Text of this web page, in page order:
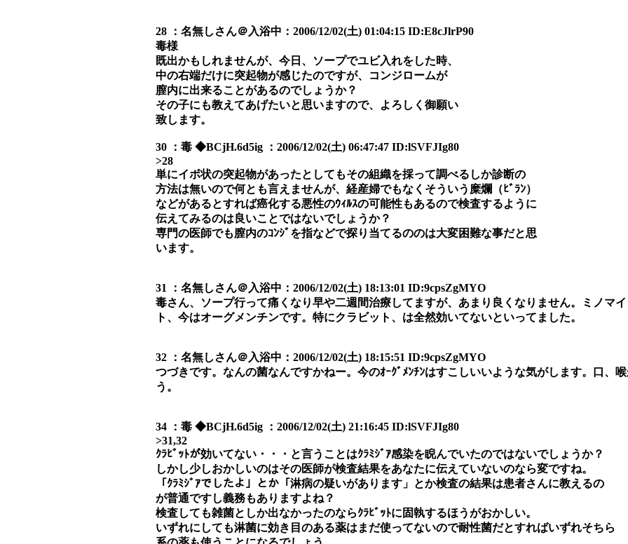
28 ：名無しさん＠入浴中：2006/12/02(土) 01:04:15 ID:E8cJlrP90
毒様
既出かもしれませんが、今日、ソープでユビ入れをした時、
中の右端だけに突起物が感じたのですが、コンジロームが
膣内に出来ることがあるのでしょうか？
その子にも教えてあげたいと思いますので、よろしく御願い
致します。
30 ：毒 ◆BCjH.6d5ig ：2006/12/02(土) 06:47:47 ID:lSVFJIg80
>28
単にイボ状の突起物があったとしてもその組織を採って調べるしか診断の
方法は無いので何とも言えませんが、経産婦でもなくそういう糜爛（ﾋﾞﾗﾝ）
などがあるとすれば癌化する悪性のｳｨﾙｽの可能性もあるので検査するように
伝えてみるのは良いことではないでしょうか？
専門の医師でも膣内のｺﾝｼﾞを指などで探り当てるののは大変困難な事だと思
います。
31 ：名無しさん＠入浴中：2006/12/02(土) 18:13:01 ID:9cpsZgMYO
毒さん、ソープ行って痛くなり早や二週間治療してますが、あまり良くなりません。ミノマ
ト、今はオーグメンチンです。特にクラビット、は全然効いてないといってました。
32 ：名無しさん＠入浴中：2006/12/02(土) 18:15:51 ID:9cpsZgMYO
つづきです。なんの菌なんですかねー。今のｵｰｸﾞﾒﾝﾁﾝはすこしいいような気がします。口、
う。
34 ：毒 ◆BCjH.6d5ig ：2006/12/02(土) 21:16:45 ID:lSVFJIg80
>31,32
ｸﾗﾋﾞｯﾄが効いてない・・・と言うことはｸﾗﾐｼﾞｱ感染を睨んでいたのではないでしょうか？
しかし少しおかしいのはその医師が検査結果をあなたに伝えていないのなら変ですね。
「ｸﾗﾐｼﾞｱでしたよ」とか「淋病の疑いがあります」とか検査の結果は患者さんに教えるの
が普通ですし義務もありますよね？
検査しても雑菌としか出なかったのならｸﾗﾋﾞｯﾄに固執するほうがおかしい。
いずれにしても淋菌に効き目のある薬はまだ使ってないので耐性菌だとすればいずれそちら